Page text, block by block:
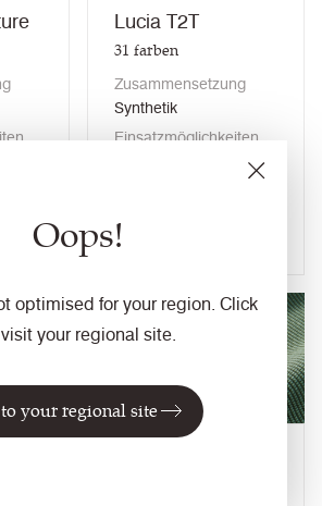
Oops!
optimised for your region. Click
your regional site.
your regional site
Lucia T2T
31 farben
Zusammensetzung
Synthetik
Einsatzmöglichkeiten
Stoff ansehen